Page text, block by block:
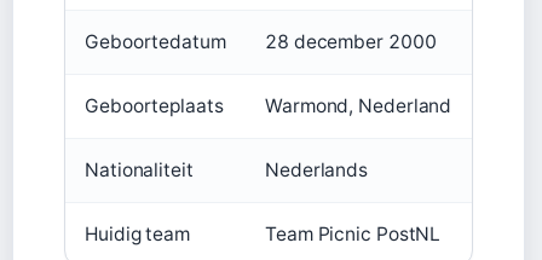
Geboortedatum 28 december 2000
Geboorteplaats Warmond, Nederland
Nationaliteit Nederlands
Huidig team Team Picnic PostNL